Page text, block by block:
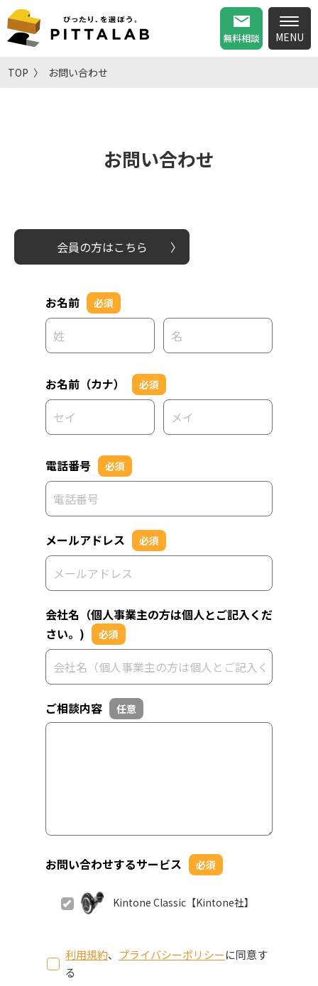
無料相談
TOP お問い合わせ
お問い合わせ
会員の方はこちら
お名前 必須
お名前（カナ） 必須
電話番号 必須
メールアドレス 必須
会社名（個人事業主の方は個人とご記入くだ
さい。)
必須
ご相談内容 任意
お問い合わせするサービス 必須
Kintone Classic【Kintone社】
利用規約、 プライバシーポリシーに同意す
る